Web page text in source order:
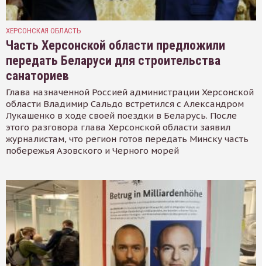
ХЕРСОНСКАЯ ОБЛАСТЬ
Часть Херсонской области предложили
передать Беларуси для строительства
санаториев
Глава назначенной Россией администрации Херсонской
области Владимир Сальдо встретился с Александром
Лукашенко в ходе своей поездки в Беларусь. После
этого разговора глава Херсонской области заявил
журналистам, что регион готов передать Минску часть
побережья Азовского и Черного морей